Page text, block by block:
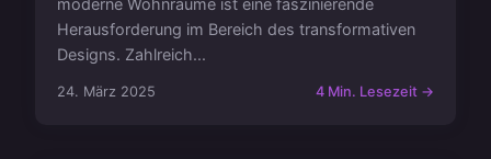
moderne Wohnräume ist eine faszinierende
Herausforderung im Bereich des transformativen
Designs. Zahlreich...
24. März 2025 4 Min. Lesezeit →